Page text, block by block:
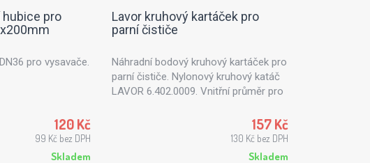
pro
pro vysavače.
120 Kč
99 Kč bez DPH
Skladem
Lavor kruhový kartáček pro
parní čističe
Náhradní bodový kruhový kartáček pro
parní čističe. Nylonový kruhový katáč
LAVOR 6.402.0009. Vnitřní průměr pro
průměr celého kartáčku: 27mm157 Kč
130 Kč bez DPH
Skladem